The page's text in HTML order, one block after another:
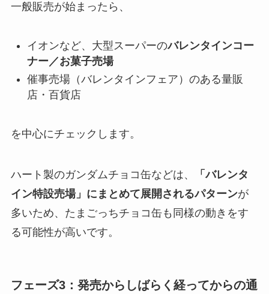
一般販売が始まったら、
イオンなど、大型スーパーのバレンタインコー
ナー／お菓子売場
催事売場（バレンタインフェア）のある量販
店・百貨店
を中心にチェックします。
ハート製のガンダムチョコ缶などは、
「バレンタ
イン特設売場」にまとめて展開されるパターンが
多いため、たまごっちチョコ缶も同様の動きをす
る可能性が高いです。
フェーズ3：発売からしばらく経ってからの通